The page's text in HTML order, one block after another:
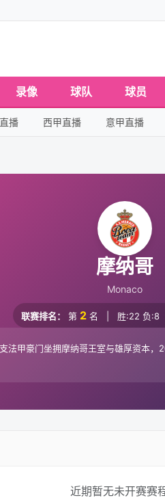
录像 球队 球员
播 西甲直播 意甲直播
摩纳哥
Monaco
联赛排名： 第 2 名 胜:22 负:8
法甲豪门坐拥摩纳哥王室与雄厚资本
近期暂无未开赛赛程